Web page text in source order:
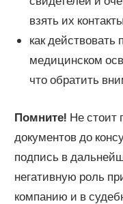
взять их
как
медицинском
что обратить
Помните! Не стоит
документов до
подпись в
негативную роль
компанию и в